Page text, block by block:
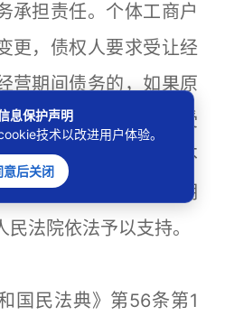
承担责任。个体工商户
更，债权人要求受让经
营期间债务的，如果原
未经债权人同意或者受
加入债务，人民法院不
原经营者承担其经营期
法院依法予以支持。
民法典》第56条第1
息保护声明
技术以改进用户体验。
意后关闭